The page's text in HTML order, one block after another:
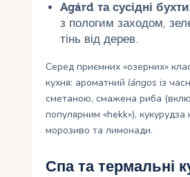
Agárd та сусідні
з пологим заходом,
тінь від дерев.
Серед приємних «озерних»
кухня: ароматнийlángos із
сметаною, смажена риба
популярним «hekk»), кукурудза
морозиво та лимонади.
Спа та термальні